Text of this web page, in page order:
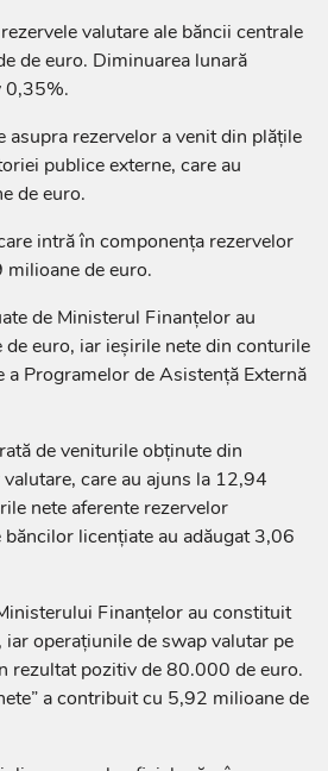
valutare ale băncii centrale
de euro. Diminuarea lunară
0,35%.
asupra rezervelor a venit din plățile
publice externe, care au
de euro.
intră în componența rezervelor
de euro.
de Ministerul Finanțelor au
euro, iar ieșirile nete din conturile
a Programelor de Asistență Externă
de veniturile obținute din
care au ajuns la 12,94
nete aferente rezervelor
licențiate au adăugat 3,06
Finanțelor au constituit
operațiunile de swap valutar pe
rezultat pozitiv de 80.000 de euro.
a contribuit cu 5,92 milioane de